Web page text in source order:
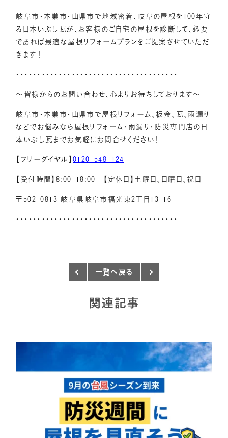
岐阜市・本巣市・山県市で地域密着、岐阜の屋根を100年守
る日本いぶし瓦が、 お客様のご自宅の屋根を診断して、必要
であれば最適な屋根リフォームプランをご提案させていただ
きます！
・・・・・・・・・・・・・・・・・・・・・・・・・・・・・・・・・・・・・・
～皆様からのお問い合わせ、心よりお待ちしております～
岐阜市・本巣市・山県市で屋根リフォーム、板金、瓦、雨漏り
などでお悩みなら屋根リフォーム・雨漏り・防災専門店の日
本いぶし瓦までお気軽にお問合せください！
【フリーダイヤル】 0120-548-124
【受付時間】8:00-18:00 【定休日】土曜日、日曜日、祝日
〒502-0813 岐阜県岐阜市福光東2丁目13-16
・・・・・・・・・・・・・・・・・・・・・・・・・・・・・・・・・・・・・・
一覧へ戻る
関連記事